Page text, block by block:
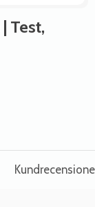
| Test,